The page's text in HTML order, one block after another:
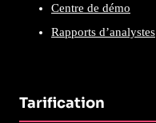
Centre de démo
Rapports d’analystes
Tarification